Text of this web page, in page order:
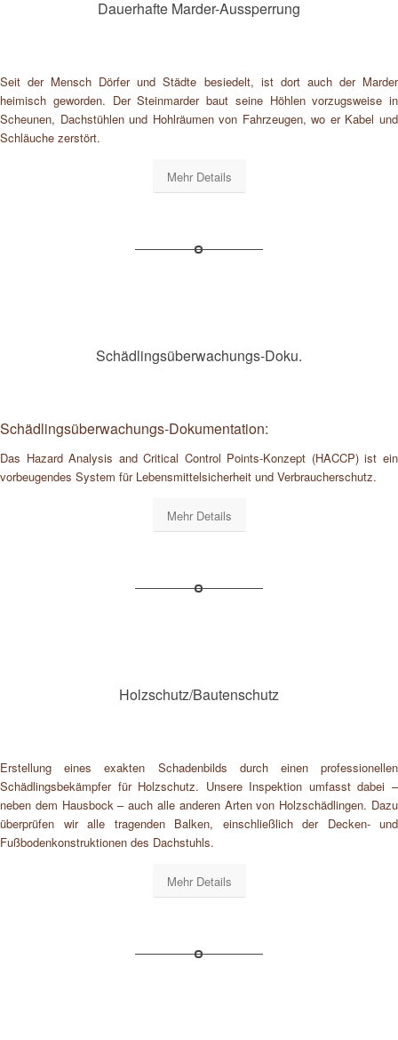
Dauerhafte Marder-Aussperrung
Seit der Mensch Dörfer und Städte besiedelt, ist dort auch der Marder
heimisch geworden. Der Steinmarder baut seine Höhlen vorzugsweise in
Scheunen, Dachstühlen und Hohlräumen von Fahrzeugen, wo er Kabel und
Schläuche zerstört.
Mehr Details
Schädlingsüberwachungs-Doku.
Schädlingsüberwachungs-Dokumentation:
Das Hazard Analysis and Critical Control Points-Konzept (HACCP) ist ein
vorbeugendes System für Lebensmittelsicherheit und Verbraucherschutz.
Mehr Details
Holzschutz/Bautenschutz
Erstellung eines exakten Schadenbilds durch einen professionellen
Schädlingsbekämpfer für Holzschutz. Unsere Inspektion umfasst dabei –
neben dem Hausbock – auch alle anderen Arten von Holzschädlingen. Dazu
überprüfen wir alle tragenden Balken, einschließlich der Decken- und
Fußbodenkonstruktionen des Dachstuhls.
Mehr Details